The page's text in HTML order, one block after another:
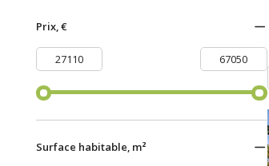
Prix, €
Surface habitable, m²